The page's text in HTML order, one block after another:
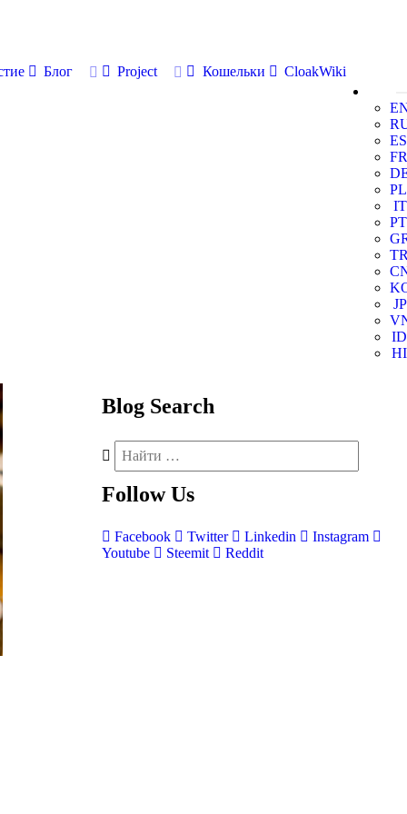
Блог Project Кошельки
CloakWiki
ES
FR
PL
IT
PT
JP
ID
HI
Blog Search
Follow Us
Facebook Twitter Linkedin
Instagram
Youtube
Steemit Reddit